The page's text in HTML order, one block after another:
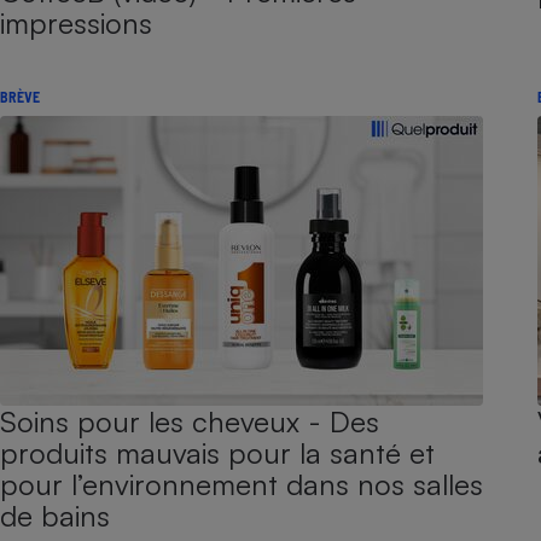
impressions
BRÈVE
Soins pour les cheveux - Des
produits mauvais pour la santé et
pour l’environnement dans nos salles
de bains